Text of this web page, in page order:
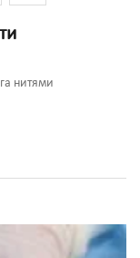
нитями